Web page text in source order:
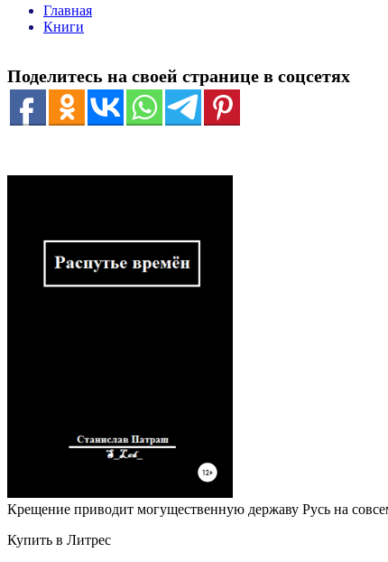
Главная
Книги
Поделитесь на своей странице в соцсетях
Крещение приводит могущественную державу Русь на
Купить в Литрес